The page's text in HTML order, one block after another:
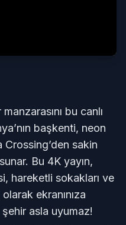
bu canlı
başkenti, neon
Crossing’den sakin
Bu 4K yayın,
hareketli sokakları ve
ekranınıza
asla uyumaz!